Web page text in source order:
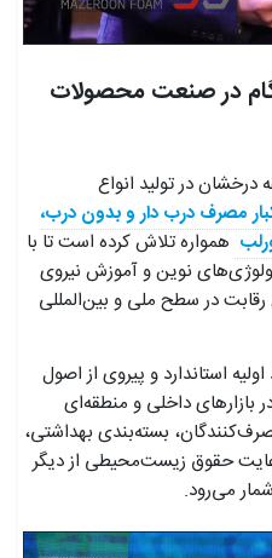
در صنعت محصولات
در تولید انواع
مصرف درب دار و بدون درب،
همواره تلاش کرده است تا با
نوین و آموزش نیروی
در سطح ملی و بین‌المللی
استاندارد و پیروی از اصول
بازارهای داخلی و منطقه‌ای
بسته‌بندی بهداشتی،
حقوق زیست‌محیطی از دیگر
می‌رود.